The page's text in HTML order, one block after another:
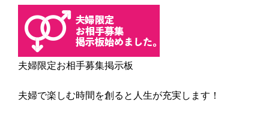
夫婦限定お相手募集掲示板
夫婦で楽しむ時間を創ると人生が充実します！